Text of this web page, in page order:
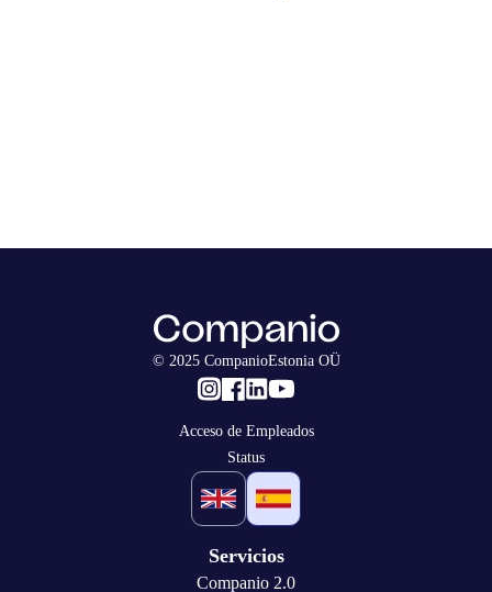
© 2025 CompanioEstonia OÜ
Acceso de Empleados
Status
Servicios
Companio 2.0